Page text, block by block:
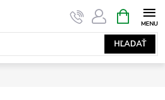
HĽADAŤ
KOŠÍK